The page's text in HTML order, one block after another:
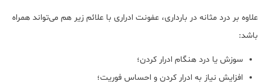
علاوه بر درد مثانه در بارداری، عفونت ادراری با علائم زیر هم می‌تواند همراه
باشد:
سوزش یا درد هنگام ادرار کردن؛
افزایش نیاز به ادرار کردن و احساس فوریت؛